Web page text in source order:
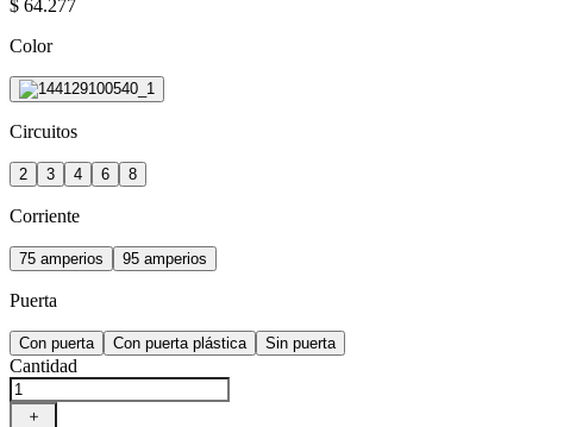
$ 64.277
Color
Circuitos
2 3 4 6 8
Corriente
75 amperios 95 amperios
Puerta
Con puerta Con puerta plástica Sin puerta
Cantidad
＋